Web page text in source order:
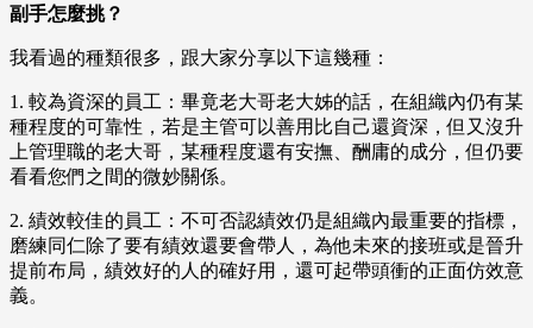
副手怎麼挑？
我看過的種類很多，跟大家分享以下這幾種：
1. 較為資深的員工：畢竟老大哥老大姊的話，在組織內仍有某
種程度的可靠性，若是主管可以善用比自己還資深，但又沒升
上管理職的老大哥，某種程度還有安撫、酬庸的成分，但仍要
看看您們之間的微妙關係。
2. 績效較佳的員工：不可否認績效仍是組織內最重要的指標，
磨練同仁除了要有績效還要會帶人，為他未來的接班或是晉升
提前布局，績效好的人的確好用，還可起帶頭衝的正面仿效意
義。